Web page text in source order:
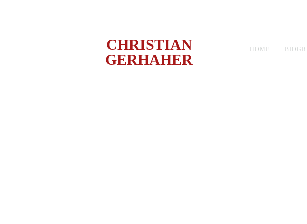
CHRISTIAN
GERHAHER
HOME